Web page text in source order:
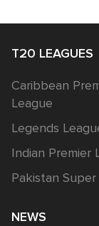
T20 LEAGUES
Caribbean
League
Legends
Indian Premier
Pakistan
NEWS